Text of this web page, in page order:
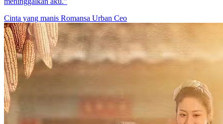
Cinta yang manis Romansa Urban Ceo